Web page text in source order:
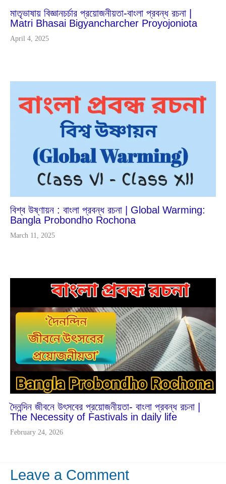
মাতৃভাষায় বিজ্ঞানচর্চার প্রয়োজনীয়তা-বাংলা প্রবন্ধ রচনা |
Matri Bhasai Bigyancharcher Proyojoniota
April 4, 2025
27
বিশ্ব উষ্ণায়ন : বাংলা প্রবন্ধ রচনা | Global Warming:
Bangla Probondho Rochona
March 11, 2025
26
দৈনন্দিন জীবনে উৎসবের প্রয়োজনীয়তা- বাংলা প্রবন্ধ রচনা |
The Necessity of Fastivals in daily life
February 24, 2026
Leave a Comment